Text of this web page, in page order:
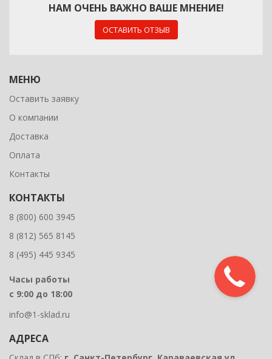
НАМ ОЧЕНЬ ВАЖНО ВАШЕ МНЕНИЕ!
ОСТАВИТЬ ОТЗЫВ
МЕНЮ
Оставить заявку
О компании
Доставка
Оплата
Контакты
КОНТАКТЫ
8 (800) 600 3945
8 (812) 565 8145
8 (495) 445 9345
Часы работы
с 9:00 до 18:00
info@1-sklad.ru
АДРЕСА